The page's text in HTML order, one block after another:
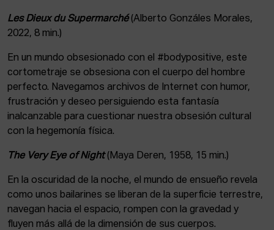
Les Dieux du Supermarché (Alberto Gonzáles Morales,
2022, 8 min.)
En un mundo obsesionado con el #bodypositive, este
cortometraje se obsesiona con el cuerpo del hombre
perfecto. Navegamos archivos de Internet con humor,
frustración y deseo persiguiendo esta fantasía
inalcanzable para cuestionar nuestra obsesión cultural
con la hegemonía física.
The Very Eye of Night (Maya Deren, 1958, 15 min.)
En la oscuridad de la noche, el mundo de ensueño revela
como unos bailarines se liberan de la superficie terrestre,
navegan hacia el espacio, rompen con la gravedad y
fluyen más allá de la dimensión de sus cuerpos.